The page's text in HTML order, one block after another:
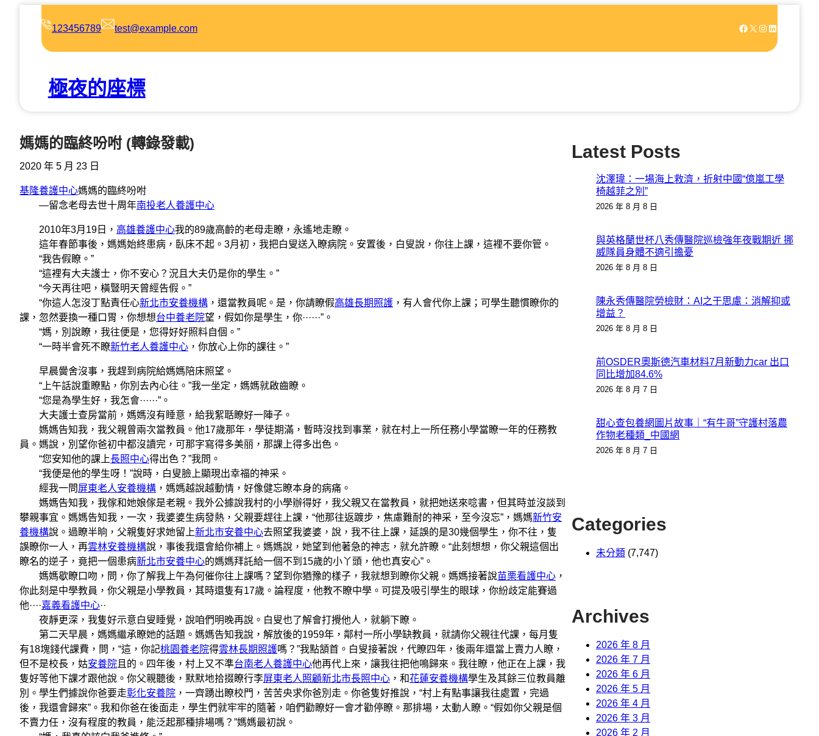
123456789 test@example.com Facebook X Instagram LinkedIn
極夜的座標
媽媽的臨終吩咐 (轉錄發載)
2020 年 5 月 23 日
基隆養護中心媽媽的臨終吩咐
—留念老母去世十周年南投老人養護中心
2010年3月19日， 高雄養護中心我的89歲高齡的老母走瞭，永遙地走瞭。
這年春節事後，媽媽始終患病，臥床不起。3月初，我把白叟送入瞭病院。安置後，白叟說，你往上課，這裡不要你管。
“我告假瞭。”
“這裡有大夫護士，你不安心？況且大夫仍是你的學生。”
“今天再往吧，橫豎明天曾經告假。”
“你這人怎沒丁點責任心新北市安養機構 ，還當教員呢。是，你請瞭假高雄長期照護 ，有人會代你上課；可學生聽慣瞭你的
課，忽然要換一種口胃，你想想台中養老院望，假如你是學生，你······”。
“媽，別說瞭，我往便是，您得好好照料自個。”
“一時半會死不瞭新竹老人養護中心 ，你放心上你的課往。”
早晨黌舍沒事，我趕到病院給媽媽陪床照望。
“上午話說重瞭點，你別去內心往。”我一坐定，媽媽就啟齒瞭。
“您是為學生好，我怎會······”。
大夫護士查房當前，媽媽沒有睡意，給我絮聒瞭好一陣子。
媽媽告知我，我父親曾兩次當教員。他17歲那年，學徒期滿，暫時沒找到事業，就在村上一所任務小學當瞭一年的任務教
員。媽說，別望你爸初中都沒讀完，可那字寫得多美丽，那課上得多出色。
“您安知他的課上長照中心得出色？”我問。
“我便是他的學生呀！”說時，白叟臉上顯現出幸福的神采。
經我一問屏東老人安養機構 ，媽媽越說越動情，好像健忘瞭本身的病痛。
媽媽告知我，我傢和她娘傢是老親。我外公據說我村的小學辦得好，我父親又在當教員，就把她送來唸書，但其時並沒談到
攀親事宜。媽媽告知我，一次，我婆婆生病發熱，父親要趕往上課，“他那往返踱步，焦慮難耐的神采，至今沒忘”，媽媽新竹安
養機構說。過瞭半晌，父親隻好求她留上新北市安養中心去照望我婆婆，說，我不往上課，延誤的是30幾個學生，你不往，隻
誤瞭你一人，再雲林安養機構說，事後我還會給你補上。媽媽說，她望到他著急的神志，就允許瞭。“此刻想想，你父親這個出
瞭名的逆子，竟把一個患病新北市安養中心的媽媽拜託給一個不到15歲的小丫頭，他也真安心”。
媽媽歇瞭口吻，問，你了解我上午為何催你往上課嗎？望到你猶豫的樣子，我就想到瞭你父親。媽媽接著說苗栗看護中心 ，
你此刻是中學教員，你父親是小學教員，其時還隻有17歲。論程度，他教不瞭中學。可提及吸引學生的眼球，你紛歧定能賽過
他····嘉義看護中心··
夜靜更深，我隻好示意白叟睡覺，說咱們明晚再說。白叟也了解會打攪他人，就躺下瞭。
第二天早晨，媽媽繼承瞭她的話題。媽媽告知我說，解放後的1959年，鄰村一所小學缺教員，就請你父親往代課，每月隻
有18塊錢代課費，問，“這，你記桃園養老院得雲林長期照護嗎？”我點頷首。白叟接著說，代瞭四年，後兩年還當上賣力人瞭，
但不是校長，姑安養院 且的。四年後，村上又不準台南老人養護中心他再代上來，讓我往把他鳴歸來。我往瞭，他正在上課，我
隻好等他下課才跟他說。你父親聽後，默默地拾掇瞭行李屏東老人照顧新北市長照中心 ，和花蓮安養機構學生及其餘三位教員離
別。學生們據說你爸要走彰化安養院 ，一齊踴出瞭校門，苦苦央求你爸別走。你爸隻好推說，“村上有點事讓我往處置，完過
後，我還會歸來”。我和你爸在後面走，學生們就牢牢的隨著，咱們勸瞭好一會才勸停瞭。那排場，太動人瞭。“假如你父親是個
不賣力任，沒有程度的教員，能泛起那種排場嗎？”媽媽最初說。
Latest Posts
沈澤瑋：一場海上救濟，折射中國“億嵐工學
椅越菲之別”
2026 年 8 月 8 日
與英格蘭世杯八秀傳醫院巡檢強年夜戰期近 挪
威隊員身體不適引擔憂
2026 年 8 月 8 日
陳永秀傳醫院勞檢財：AI之于思慮：消解抑或
增益？
2026 年 8 月 8 日
前OSDER奧斯德汽車材料7月新動力car 出口
同比增加84.6%
2026 年 8 月 7 日
甜心查包養網圖片故事｜“有牛哥”守護村落農
作物老種類_中國網
2026 年 8 月 7 日
Categories
未分類 (7,747)
Archives
2026 年 8 月
2026 年 7 月
2026 年 6 月
2026 年 5 月
2026 年 4 月
2026 年 3 月
2026 年 2 月